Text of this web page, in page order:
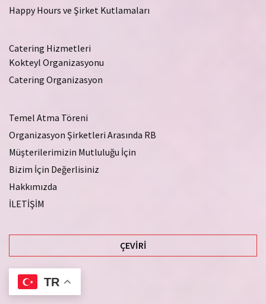
Happy Hours ve Şirket Kutlamaları
Catering Hizmetleri
Kokteyl Organizasyonu
Catering Organizasyon
Temel Atma Töreni
Organizasyon Şirketleri Arasında RB
Müşterilerimizin Mutluluğu İçin
Bizim İçin Değerlisiniz
Hakkımızda
İLETİŞİM
ÇEVIRI
TR